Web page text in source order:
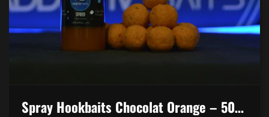
Spray Hookbaits Chocolat Orange – 50ml